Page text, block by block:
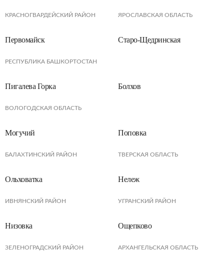
КРАСНОГВАРДЕЙСКИЙ РАЙОН ЯРОСЛАВСКАЯ ОБЛАСТЬ
Первомайск
РЕСПУБЛИКА БАШКОРТОСТАН
Старо-Щедринская
Пигалева Горка
ВОЛОГОДСКАЯ ОБЛАСТЬ
Болхов
Могучий
БАЛАХТИНСКИЙ РАЙОН
Поповка
ТВЕРСКАЯ ОБЛАСТЬ
Ольховатка
ИВНЯНСКИЙ РАЙОН
Нележ
УГРАНСКИЙ РАЙОН
Низовка
ЗЕЛЕНОГРАДСКИЙ РАЙОН
Ощепково
АРХАНГЕЛЬСКАЯ ОБЛАСТЬ